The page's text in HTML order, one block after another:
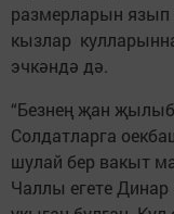
размерларын язып
кызлар
эчкәндә дә.
“Безнең җан
Солдатларга
шулай бер вакыт
Чаллы егете Динар